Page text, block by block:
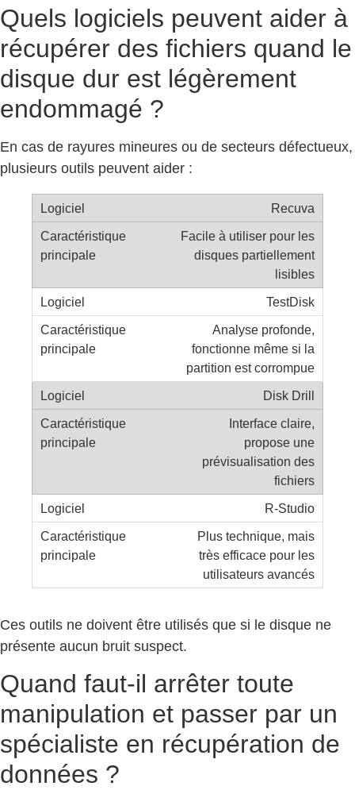
Quels logiciels peuvent aider à
récupérer des fichiers quand le
disque dur est légèrement
endommagé ?
En cas de rayures mineures ou de secteurs défectueux,
plusieurs outils peuvent aider :
Recuva
Facile à utiliser pour les
disques partiellement
lisibles
TestDisk
Analyse profonde,
fonctionne même si la
partition est corrompue
Disk Drill
Interface claire,
propose une
prévisualisation des
fichiers
R-Studio
Plus technique, mais
très efficace pour les
utilisateurs avancés
Ces outils ne doivent être utilisés que si le disque ne
présente aucun bruit suspect.
Quand faut-il arrêter toute
manipulation et passer par un
spécialiste en récupération de
données ?